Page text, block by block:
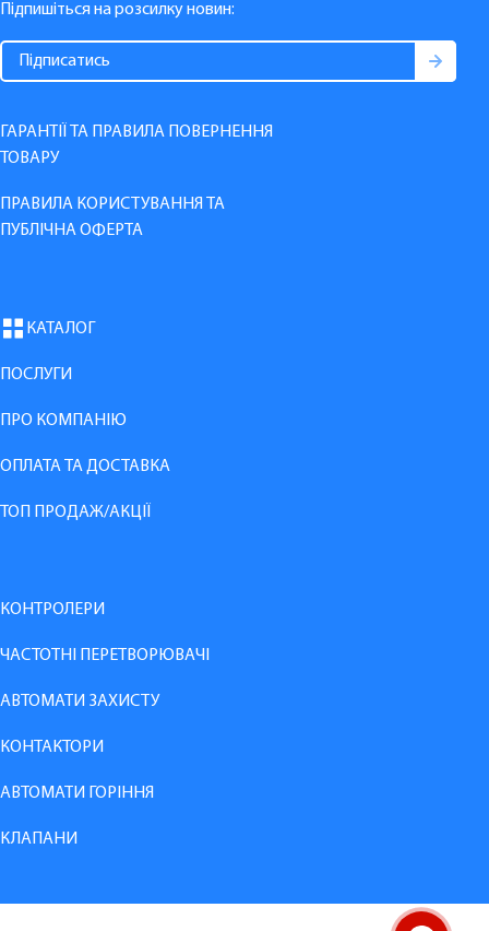
Підпишіться на розсилку новин:
ГАРАНТІЇ ТА ПРАВИЛА ПОВЕРНЕННЯ
ТОВАРУ
ПРАВИЛА КОРИСТУВАННЯ ТА
ПУБЛІЧНА ОФЕРТА
КАТАЛОГ
ПОСЛУГИ
ПРО КОМПАНІЮ
ОПЛАТА ТА ДОСТАВКА
ТОП ПРОДАЖ/АКЦІЇ
КОНТРОЛЕРИ
ЧАСТОТНІ ПЕРЕТВОРЮВАЧІ
АВТОМАТИ ЗАХИСТУ
КОНТАКТОРИ
АВТОМАТИ ГОРІННЯ
КЛАПАНИ